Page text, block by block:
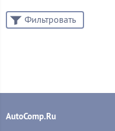
Фильтровать
AutoComp.Ru